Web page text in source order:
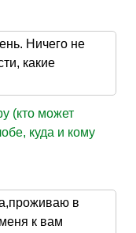
Ничего не
какие
(кто может
куда и кому
в
к вам